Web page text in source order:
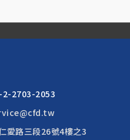
2-2703-2053
愛路三段26號4樓之3